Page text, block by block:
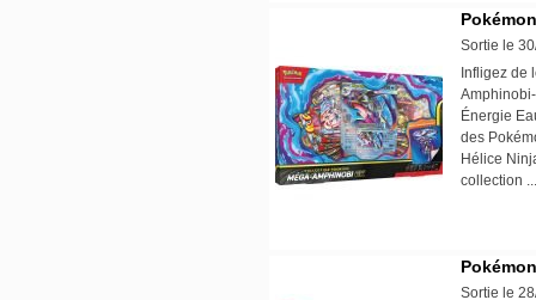
Sortie le
Infligez de
Énergie
des
Hélice
collection
Sortie le